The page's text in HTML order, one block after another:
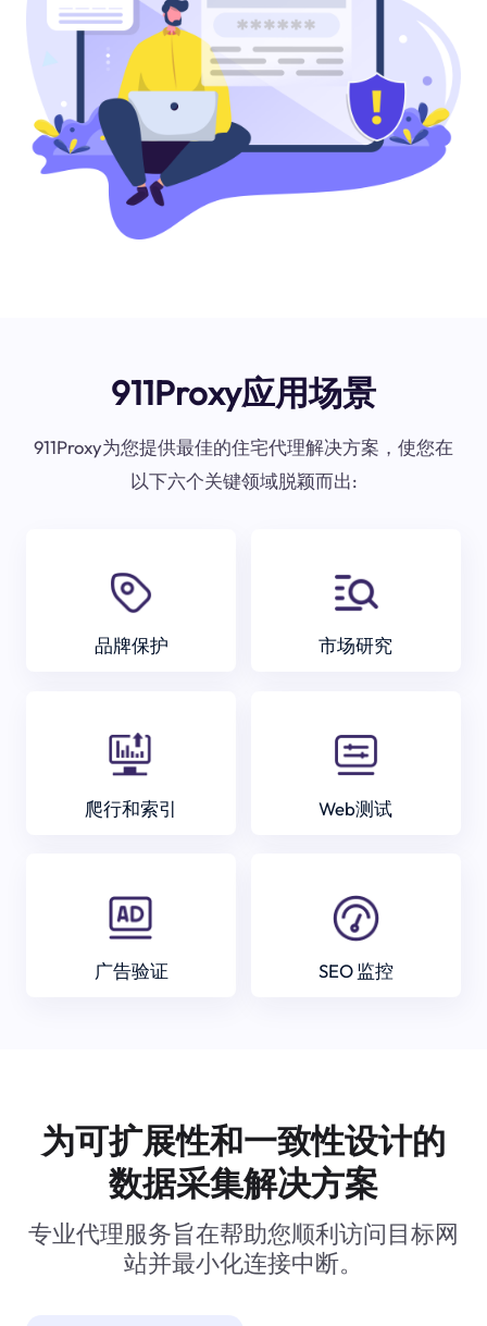
911Proxy应用场景
911Proxy为您提供最佳的住宅代理解决方案，使您在
以下六个关键领域脱颖而出:
品牌保护 市场研究
爬行和索引 Web测试
广告验证 SEO 监控
为可扩展性和一致性设计的
数据采集解决方案
专业代理服务旨在帮助您顺利访问目标网
站并最小化连接中断。